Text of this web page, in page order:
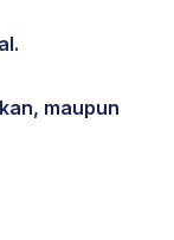
maupun